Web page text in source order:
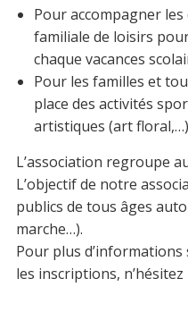
Pour accompagner
familiale de loisirs
chaque vacances
Pour les familles et
place des activités
artistiques (art
L’association regroupe
L’objectif de notre
publics de tous âges
marche…).
Pour plus
les inscriptions,